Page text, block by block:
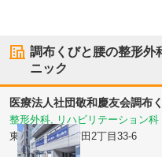
調布くびと腰の整形外
ニック
医療法人社団敬和慶友会調布
整形外科, リハビリテーション科
東京都調布市布田2丁目33-6